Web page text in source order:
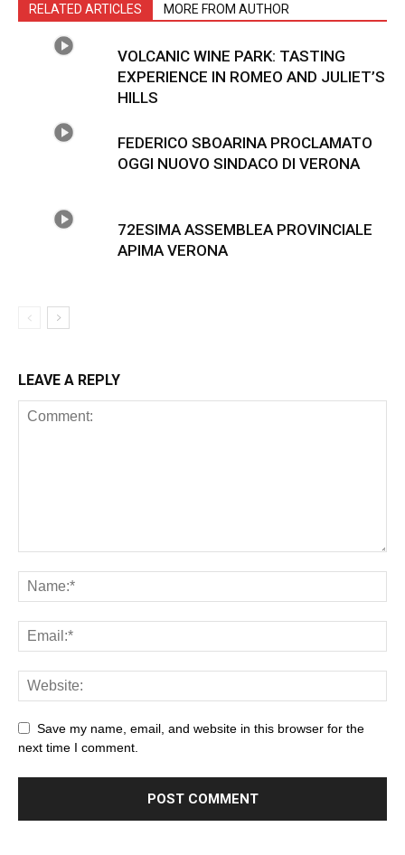
RELATED ARTICLES MORE FROM AUTHOR
VOLCANIC WINE PARK: TASTING
EXPERIENCE IN ROMEO AND JULIET’S
HILLS
FEDERICO SBOARINA PROCLAMATO
OGGI NUOVO SINDACO DI VERONA
72ESIMA ASSEMBLEA PROVINCIALE
APIMA VERONA
LEAVE A REPLY
Save my name, email, and website in this browser for the
next time I comment.